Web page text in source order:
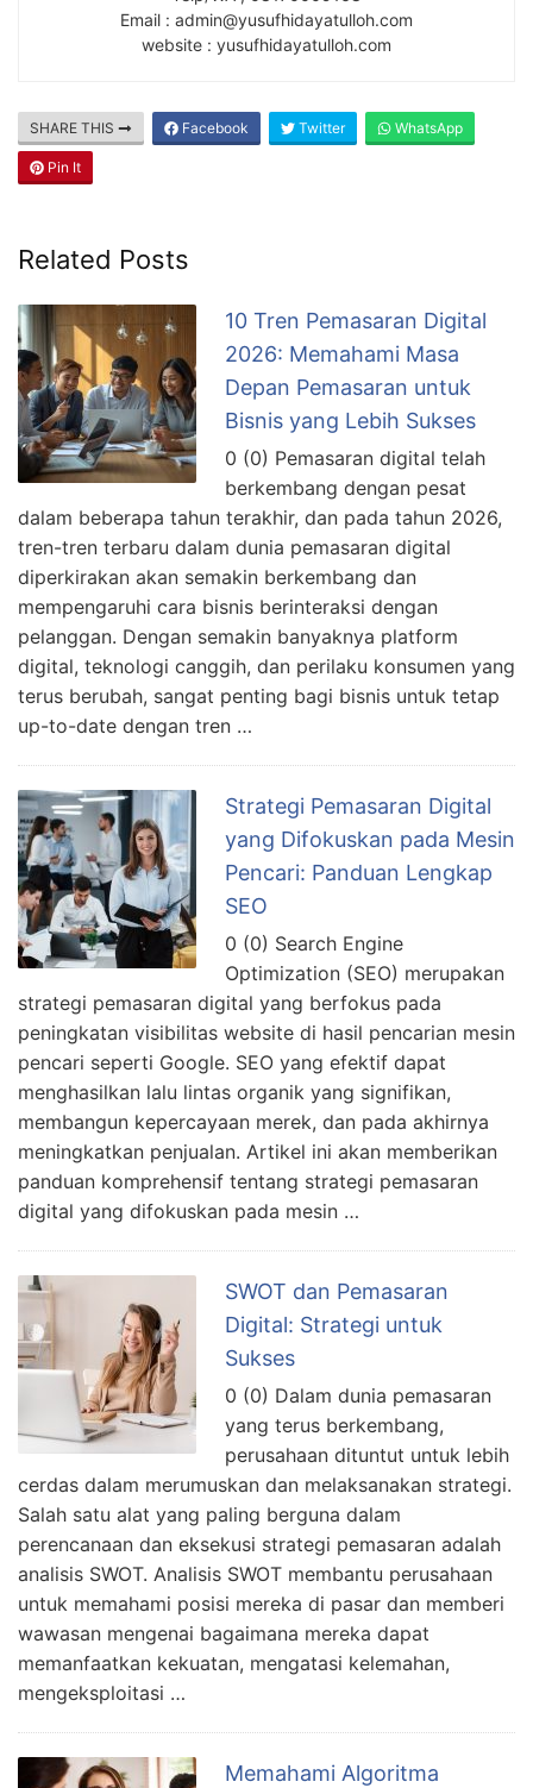
Email : admin@yusufhidayatulloh.com
website : yusufhidayatulloh.com
SHARE THIS Facebook Twitter WhatsApp
Pin It
Related Posts
10 Tren Pemasaran Digital
2026: Memahami Masa
Depan Pemasaran untuk
Bisnis yang Lebih Sukses
0 (0) Pemasaran digital telah
berkembang dengan pesat
dalam beberapa tahun terakhir, dan pada tahun 2026,
tren-tren terbaru dalam dunia pemasaran digital
diperkirakan akan semakin berkembang dan
mempengaruhi cara bisnis berinteraksi dengan
pelanggan. Dengan semakin banyaknya platform
digital, teknologi canggih, dan perilaku konsumen yang
terus berubah, sangat penting bagi bisnis untuk tetap
up-to-date dengan tren …
Strategi Pemasaran Digital
yang Difokuskan pada Mesin
Pencari: Panduan Lengkap
SEO
0 (0) Search Engine
Optimization (SEO) merupakan
strategi pemasaran digital yang berfokus pada
peningkatan visibilitas website di hasil pencarian mesin
pencari seperti Google. SEO yang efektif dapat
menghasilkan lalu lintas organik yang signifikan,
membangun kepercayaan merek, dan pada akhirnya
meningkatkan penjualan. Artikel ini akan memberikan
panduan komprehensif tentang strategi pemasaran
digital yang difokuskan pada mesin …
SWOT dan Pemasaran
Digital: Strategi untuk
Sukses
0 (0) Dalam dunia pemasaran
yang terus berkembang,
perusahaan dituntut untuk lebih
cerdas dalam merumuskan dan melaksanakan strategi.
Salah satu alat yang paling berguna dalam
perencanaan dan eksekusi strategi pemasaran adalah
analisis SWOT. Analisis SWOT membantu perusahaan
untuk memahami posisi mereka di pasar dan memberi
wawasan mengenai bagaimana mereka dapat
memanfaatkan kekuatan, mengatasi kelemahan,
mengeksploitasi …
Memahami Algoritma